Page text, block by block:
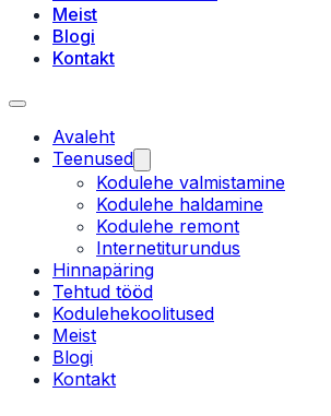
Meist
Blogi
Kontakt
Avaleht
Teenused
Kodulehe valmistamine
Kodulehe haldamine
Kodulehe remont
Internetiturundus
Hinnapäring
Tehtud tööd
Kodulehekoolitused
Meist
Blogi
Kontakt